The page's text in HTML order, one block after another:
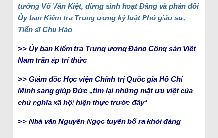
tướng Võ Văn Kiệt, dừng sinh hoạt Đảng và phản đối
Ủy ban Kiểm tra Trung ương kỷ luật Phó giáo sư,
Tiến sĩ Chu Hảo
>> Ủy ban Kiểm tra Trung ương Đảng Cộng sản Việt
Nam trấn áp trí thức
>> Giám đốc Học viện Chính trị Quốc gia Hồ Chí
Minh sang giúp Đức „tìm lại những mặt ưu việt của
chủ nghĩa xã hội hiện thực trước đây“
>> Nhà văn Nguyên Ngọc tuyên bố ra khỏi đảng